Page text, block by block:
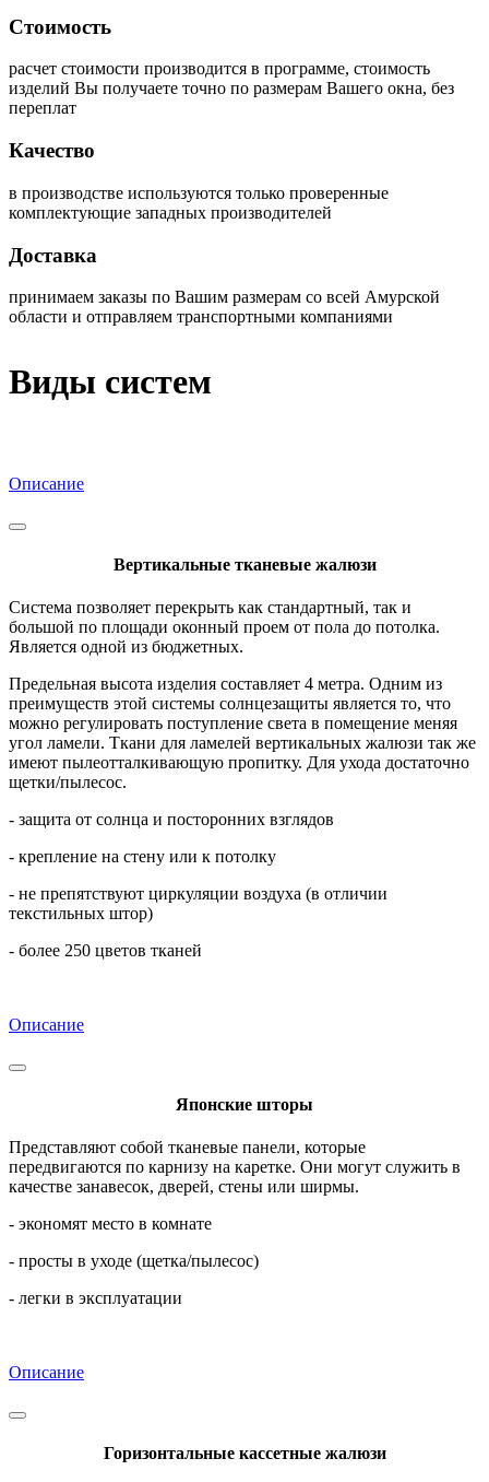
Стоимость
расчет стоимости производится в программе, стоимость
изделий Вы получаете точно по размерам Вашего окна, без
переплат
Качество
в производстве используются только проверенные
комплектующие западных производителей
Доставка
принимаем заказы по Вашим размерам со всей Амурской
области и отправляем транспортными компаниями
Виды систем
Описание
Вертикальные тканевые жалюзи
Система позволяет перекрыть как стандартный, так и
большой по площади оконный проем от пола до потолка.
Является одной из бюджетных.
Предельная высота изделия составляет 4 метра. Одним из
преимуществ этой системы солнцезащиты является то, что
можно регулировать поступление света в помещение меняя
угол ламели. Ткани для ламелей вертикальных жалюзи так же
имеют пылеотталкивающую пропитку. Для ухода достаточно
щетки/пылесос.
- защита от солнца и посторонних взглядов
- крепление на стену или к потолку
- не препятствуют циркуляции воздуха (в отличии
текстильных штор)
- более 250 цветов тканей
Описание
Японские шторы
Представляют собой тканевые панели, которые
передвигаются по карнизу на каретке. Они могут служить в
качестве занавесок, дверей, стены или ширмы.
- экономят место в комнате
- просты в уходе (щетка/пылесос)
- легки в эксплуатации
Описание
Горизонтальные кассетные жалюзи